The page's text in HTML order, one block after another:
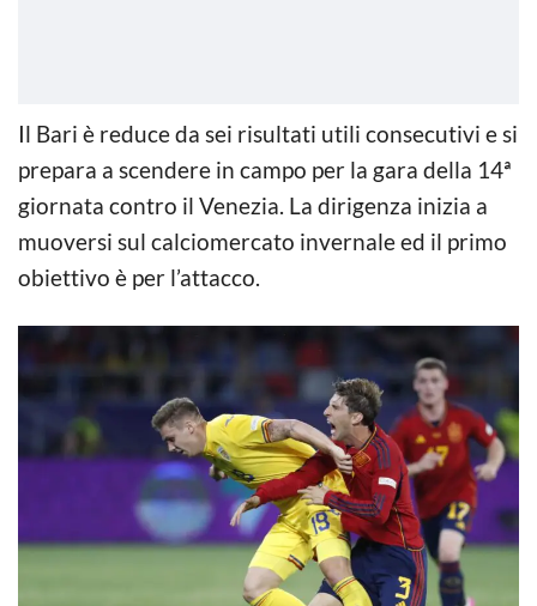
Il Bari è reduce da sei risultati utili consecutivi e si
prepara a scendere in campo per la gara della 14ª
giornata contro il Venezia. La dirigenza inizia a
muoversi sul calciomercato invernale ed il primo
obiettivo è per l’attacco.